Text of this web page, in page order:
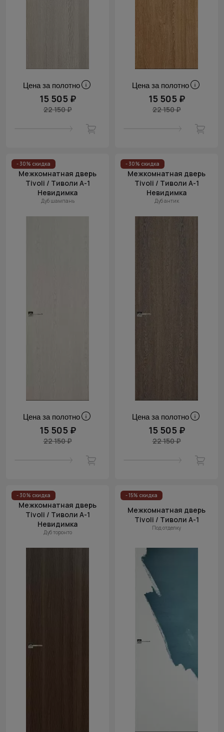
Цена за полотно
15 505 ₽
22 150 ₽
Цена за полотно
15 505 ₽
22 150 ₽
- 30% скидка
Межкомнатная дверь
Tivoli / Тиволи А-1
Невидимка
Дуб шампань
Цена за полотно
15 505 ₽
22 150 ₽
- 30% скидка
Межкомнатная дверь
Tivoli / Тиволи А-1
Невидимка
Дуб антик
Цена за полотно
15 505 ₽
22 150 ₽
- 30% скидка
Межкомнатная дверь
Tivoli / Тиволи А-1
Невидимка
Дуб торонто
- 15% скидка
Межкомнатная дверь
Tivoli / Тиволи А-1
Под отделку